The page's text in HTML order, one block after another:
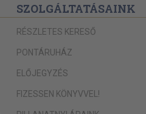
SZOLGÁLTATÁSAINK
RÉSZLETES KERESŐ
PONTÁRUHÁZ
ELŐJEGYZÉS
FIZESSEN KÖNYVVEL!